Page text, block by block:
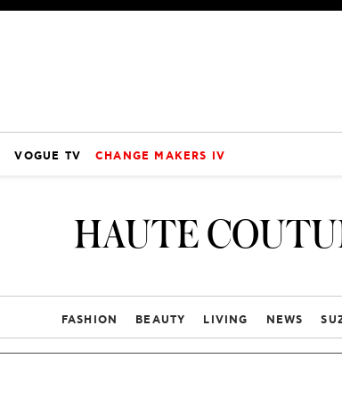
VOGUE TV CHANGE MAKERS IV
HAUTE
FASHION BEAUTY LIVING NEWS